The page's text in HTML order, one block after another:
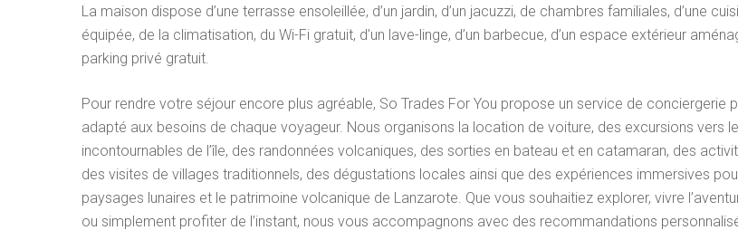
La maison dispose d’une terrasse ensoleillée, d’un jardin, d’un jacuzzi, de chambres familiales, d’une
équipée, de la climatisation, du Wi-Fi gratuit, d’un lave-linge, d’un barbecue, d’un espace extérieur
parking privé gratuit.
Pour rendre votre séjour encore plus agréable, So Trades For You propose un service de conciergerie
adapté aux besoins de chaque voyageur. Nous organisons la location de voiture, des excursions vers
incontournables de l’île, des randonnées volcaniques, des sorties en bateau et en catamaran, des
des visites de villages traditionnels, des dégustations locales ainsi que des expériences immersives
paysages lunaires et le patrimoine volcanique de Lanzarote. Que vous souhaitiez explorer, vivre
ou simplement profiter de l’instant, nous vous accompagnons avec des recommandations